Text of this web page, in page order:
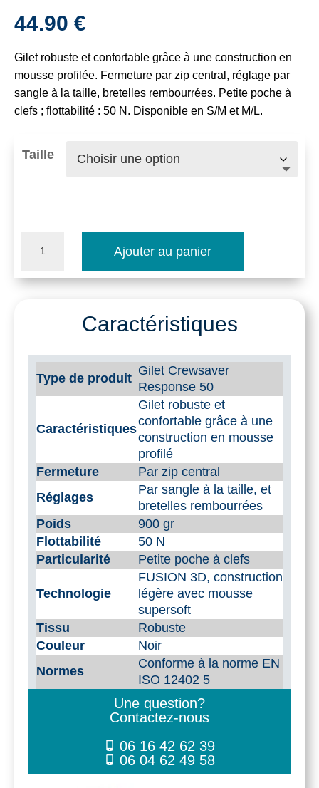
44.90 €
Gilet robuste et confortable grâce à une construction en
mousse profilée. Fermeture par zip central, réglage par
sangle à la taille, bretelles rembourrées. Petite poche à
clefs ; flottabilité : 50 N. Disponible en S/M et M/L.
Taille
Ajouter au panier
Caractéristiques
Type de produit
Gilet Crewsaver
Response 50
Caractéristiques
Gilet robuste et
confortable grâce à une
construction en mousse
profilé
Fermeture
Par zip central
Réglages
Par sangle à la taille, et
bretelles rembourrées
Poids
900 gr
Flottabilité
50 N
Particularité
Petite poche à clefs
Technologie
FUSION 3D, construction
légère avec mousse
supersoft
Tissu
Robuste
Couleur
Noir
Normes
Conforme à la norme EN
ISO 12402 5
Une question?
Contactez-nous
06 16 42 62 39
06 04 62 49 58